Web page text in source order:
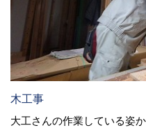
木工事
大工さんの作業している姿